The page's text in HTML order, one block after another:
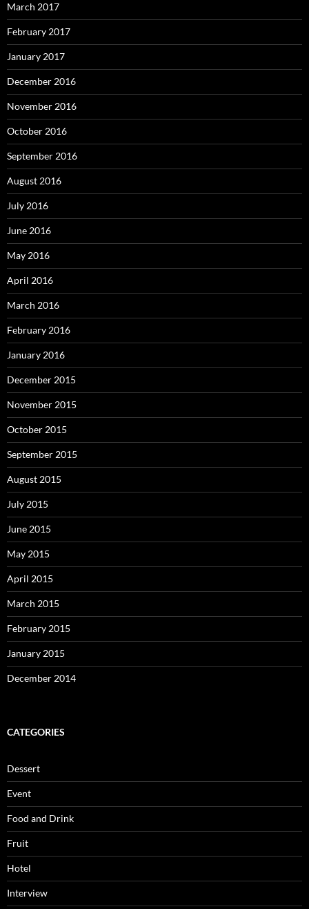
March 2017
February 2017
January 2017
December 2016
November 2016
October 2016
September 2016
August 2016
July 2016
June 2016
May 2016
April 2016
March 2016
February 2016
January 2016
December 2015
November 2015
October 2015
September 2015
August 2015
July 2015
June 2015
May 2015
April 2015
March 2015
February 2015
January 2015
December 2014
CATEGORIES
Dessert
Event
Food and Drink
Fruit
Hotel
Interview